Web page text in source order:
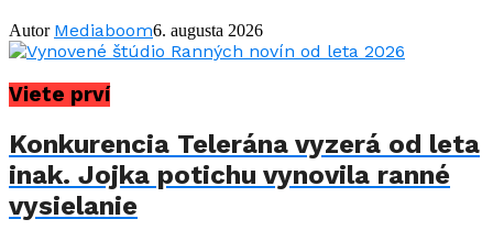
Autor Mediaboom6. augusta 2026
Viete prví
Konkurencia Telerána vyzerá od leta
inak. Jojka potichu vynovila ranné
vysielanie